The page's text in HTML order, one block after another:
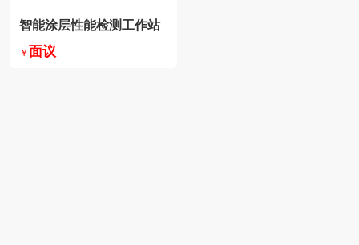
智能涂层性能检测工作站
￥ 面议